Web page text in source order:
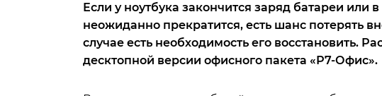
Если у ноутбука закончится заряд батареи или
неожиданно прекратится, есть шанс потерять
случае есть необходимость его восстановить.
десктопной версии офисного пакета «Р7-Офис».